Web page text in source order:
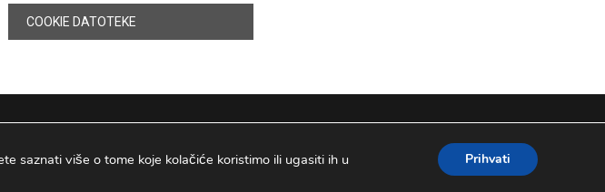
COOKIE DATOTEKE
saznati više o tome koje kolačiće koristimo ili ugasiti ih u
Prihvati